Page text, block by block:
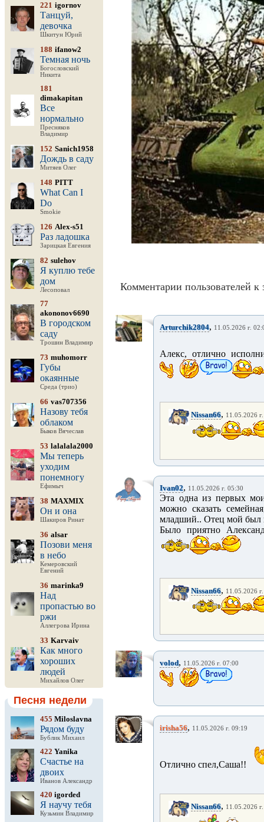
221 igornov
Танцуй,
девочка
Шкитун Юрий
188 ifanow2
Темная ночь
Богословский
Никита
181
dimakapitan
Все
нормально
Пресняков
Владимир
152 Sanich1958
Дождь в саду
Митяев Олег
148 PITT
What Can I
Do
Smokie
126 Alex-s51
Раз ладошка
Зарицкая Евгения
82 sulehov
Я куплю тебе
дом
Лесоповал
77
akononov6690
В городском
саду
Трошин Владимир
73 muhomorr
Губы
окаянные
Среда (трио)
66 vas707356
Назову тебя
облаком
Быков Вячеслав
53 lalalala2000
Мы теперь
уходим
понемногу
Ефимыч
38 MAXMIX
Он и она
Шакиров Ринат
36 alsar
Позови меня
в небо
Кемеровский
Евгений
36 marinka9
Над
пропастью во
ржи
Аллегрова Ирина
33 Karvaiv
Как много
хороших
людей
Михайлов Олег
Песня недели
455 Miloslavna
Рядом буду
Бублик Михаил
422 Yanika
Счастье на
двоих
Иванов Александр
420 igorded
Я научу тебя
Кузьмин Владимир
Комментарии пользователей к
Arturchik2804, 11.05.2026 г.
Алекс, отлично
Nissan66, 11.05.2026
Ivan02, 11.05.2026 г. 05:30
Эта одна из первых
можно сказать
младший.. Отец мой был
Было приятно
Nissan66, 11.05.2026
volod, 11.05.2026 г. 07:00
irisha56, 11.05.2026 г. 09:19
Отлично спел,Саша!!
Nissan66, 11.05.2026